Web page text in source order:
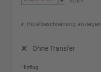
Hotelbeschreibung anzeigen
Ohne Transfer
Hinflug